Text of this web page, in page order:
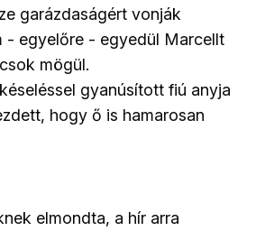
garázdaságért vonják
- egyelőre - egyedül Marcellt
mögül.
gyanúsított fiú anyja
hogy ő is hamarosan
elmondta, a hír arra